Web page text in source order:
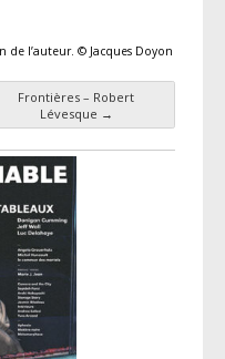
de l’auteur. © Jacques Doyon
Frontières – Robert
Lévesque →